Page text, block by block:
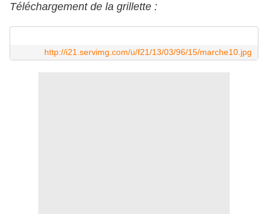
Téléchargement de la grillette :
http://i21.servimg.com/u/f21/13/03/96/15/marche10.jpg